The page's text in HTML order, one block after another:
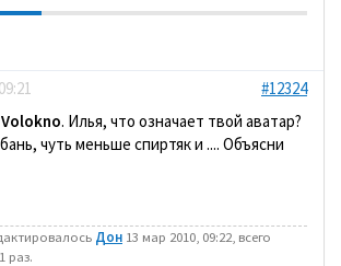
#12324
Volokno. Илья, что означает твой аватар?
чуть меньше спиртяк и .... Объясни
Дон 13 мар 2010, 09:22, всего
раз.